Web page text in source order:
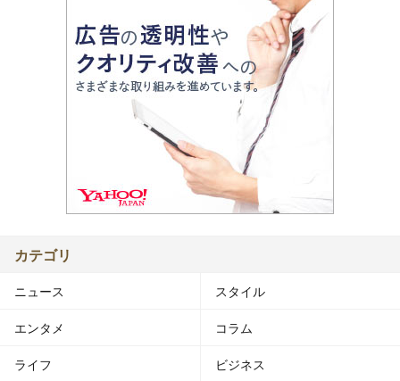
カテゴリ
ニュース スタイル
エンタメ コラム
ライフ ビジネス